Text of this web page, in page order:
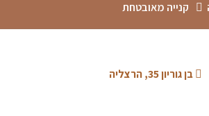
קנייה מאובטחת
בן גוריון 35, הרצליה